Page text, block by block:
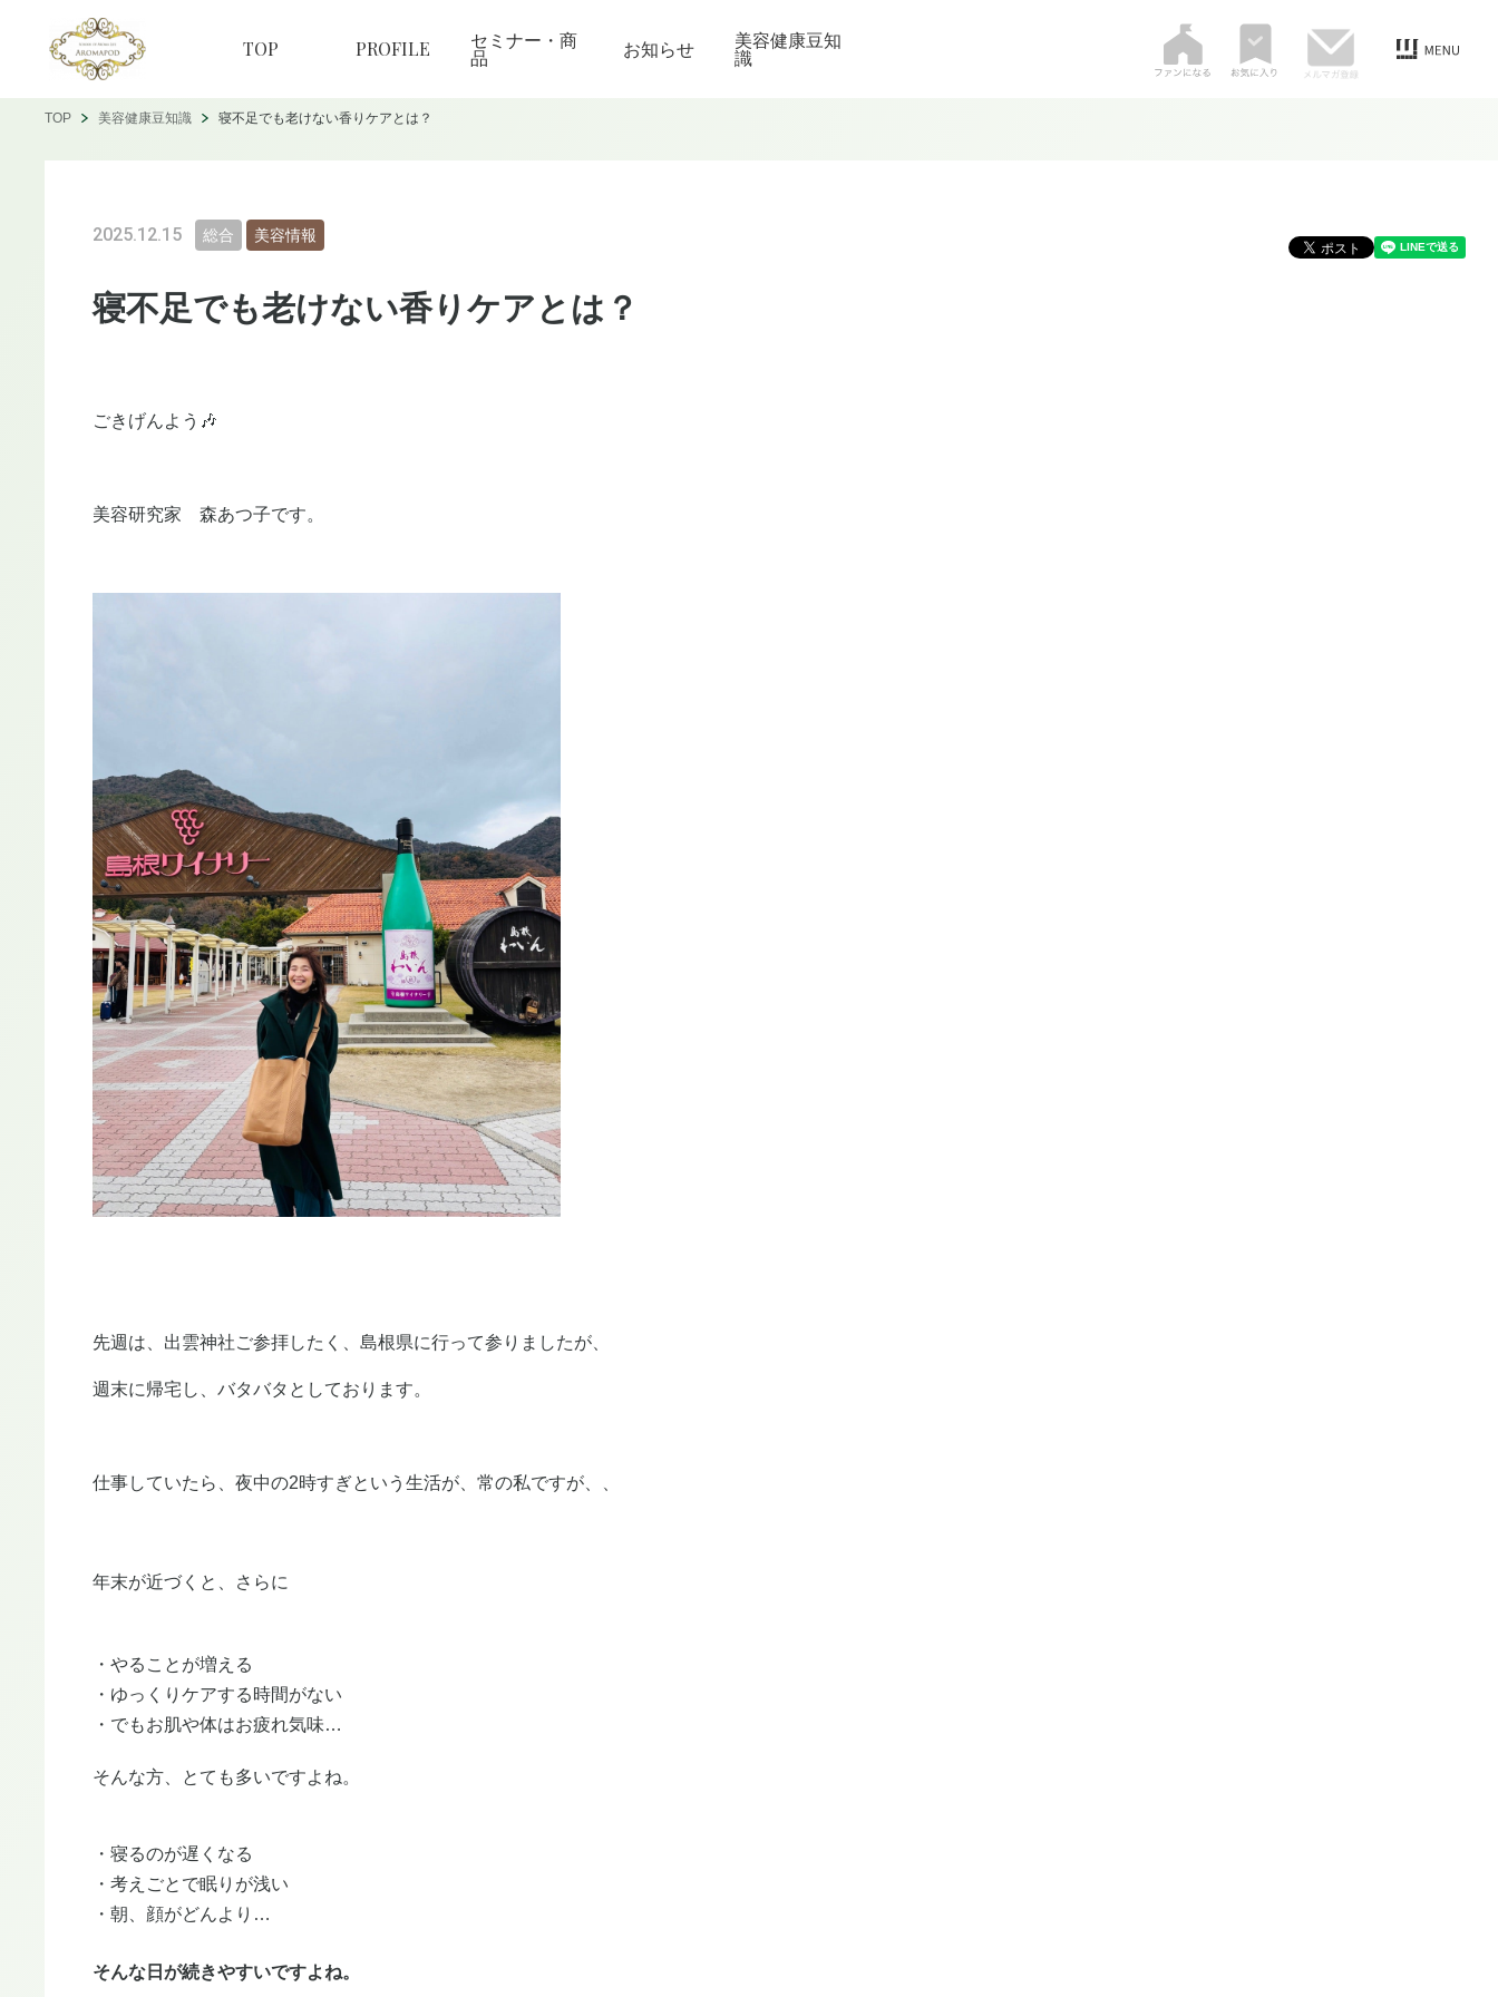
TOP PROFILE セミナー・商
品 お知らせ 美容健康豆知
識
TOP 美容健康豆知識 寝不足でも老けない香りケアとは？
2025.12.15 総合 美容情報
寝不足でも老けない香りケアとは？
ごきげんよう🎶
美容研究家 森あつ子です。
先週は、出雲神社ご参拝したく、島根県に行って参りましたが、
週末に帰宅し、バタバタとしております。
仕事していたら、夜中の2時すぎという生活が、常の私ですが、、
年末が近づくと、さらに
・やることが増える
・ゆっくりケアする時間がない
・でもお肌や体はお疲れ気味…
そんな方、とても多いですよね。
・寝るのが遅くなる
・考えごとで眠りが浅い
・朝、顔がどんより…
そんな日が続きやすいですよね。